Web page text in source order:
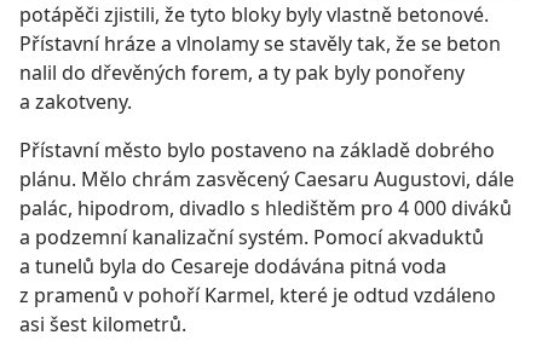
potápěči zjistili, že tyto bloky byly vlastně betonové.
Přístavní hráze a vlnolamy se stavěly tak, že se beton
nalil do dřevěných forem, a ty pak byly ponořeny
a zakotveny.
Přístavní město bylo postaveno na základě dobrého
plánu. Mělo chrám zasvěcený Caesaru Augustovi, dále
palác, hipodrom, divadlo s hledištěm pro 4 000 diváků
a podzemní kanalizační systém. Pomocí akvaduktů
a tunelů byla do Cesareje dodávána pitná voda
z pramenů v pohoří Karmel, které je odtud vzdáleno
asi šest kilometrů.